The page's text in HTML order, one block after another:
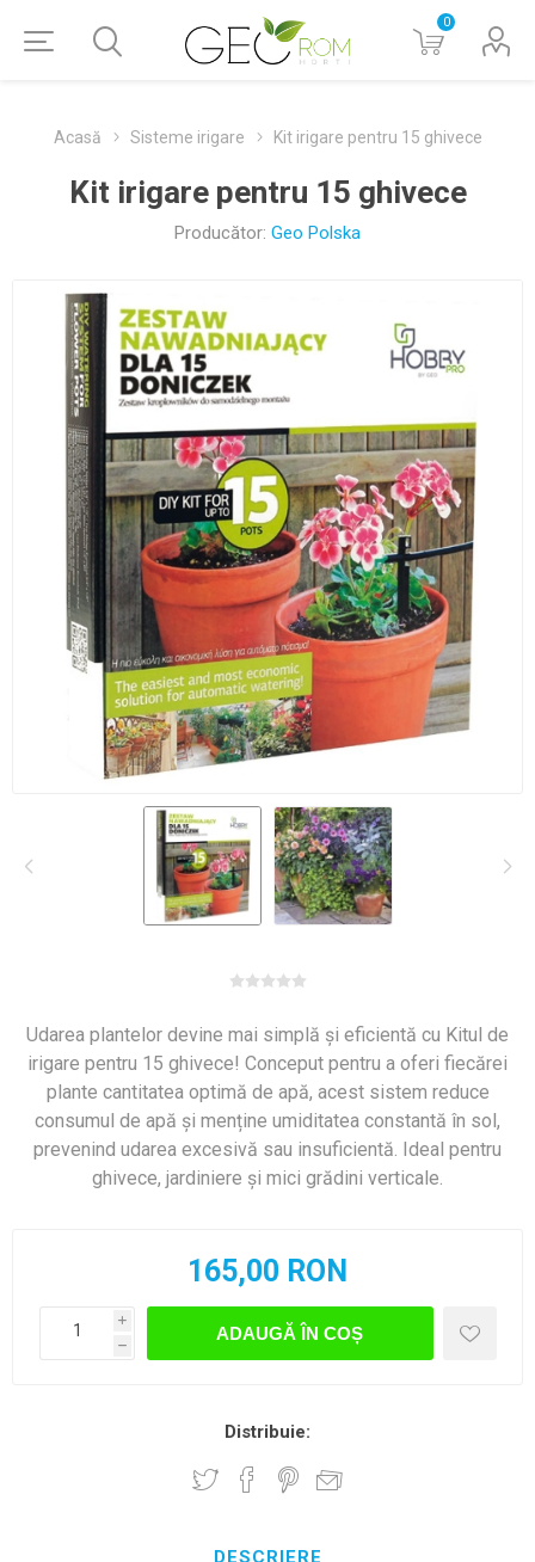
0
Acasă Sisteme irigare Kit irigare pentru 15 ghivece
Kit irigare pentru 15 ghivece
Producător: Geo Polska
Udarea plantelor devine mai simplă și eficientă cu Kitul de
irigare pentru 15 ghivece! Conceput pentru a oferi fiecărei
plante cantitatea optimă de apă, acest sistem reduce
consumul de apă și menține umiditatea constantă în sol,
prevenind udarea excesivă sau insuficientă. Ideal pentru
ghivece, jardiniere și mici grădini verticale.
165,00 RON
i
h
ADAUGĂ ÎN COȘ
Distribuie:
DESCRIERE